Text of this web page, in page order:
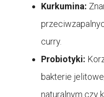
Kurkumina:
curry.
Probiotyki:
bakterie
naturalnym czy